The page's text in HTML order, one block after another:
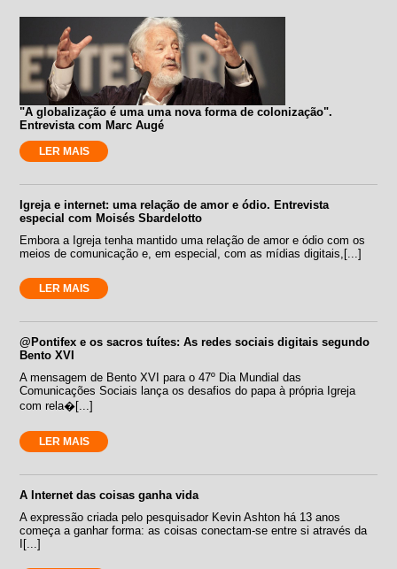
"A globalização é uma uma nova forma de colonização".
Entrevista com Marc Augé
LER MAIS
Igreja e internet: uma relação de amor e ódio. Entrevista
especial com Moisés Sbardelotto
Embora a Igreja tenha mantido uma relação de amor e ódio com os
meios de comunicação e, em especial, com as mídias digitais,[...]
LER MAIS
@Pontifex e os sacros tuítes: As redes sociais digitais segundo
Bento XVI
A mensagem de Bento XVI para o 47º Dia Mundial das
Comunicações Sociais lança os desafios do papa à própria Igreja
com rela�[...]
LER MAIS
A Internet das coisas ganha vida
A expressão criada pelo pesquisador Kevin Ashton há 13 anos
começa a ganhar forma: as coisas conectam-se entre si através da
I[...]